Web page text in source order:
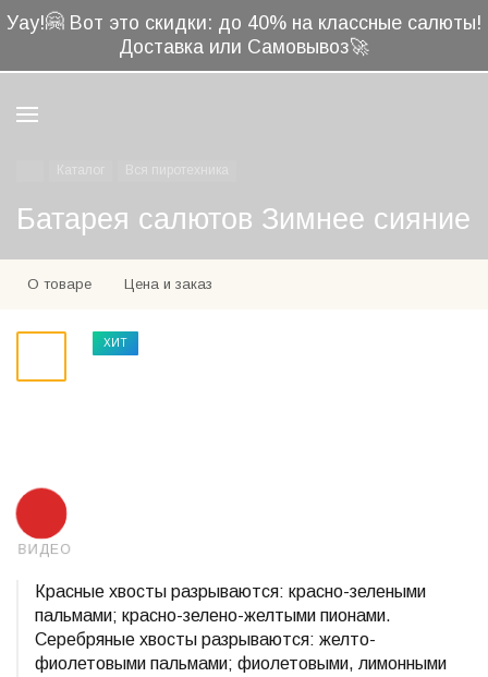
Уау!🤗 Вот это скидки: до 40% на классные салюты!
Доставка или Самовывоз🚀
Батарея салютов Зимнее сияние
О товаре Цена и заказ
ВИДЕО
ХИТ
Красные хвосты разрываются: красно-зелеными
пальмами; красно-зелено-желтыми пионами.
Серебряные хвосты разрываются: желто-
фиолетовыми пальмами; фиолетовыми, лимонными